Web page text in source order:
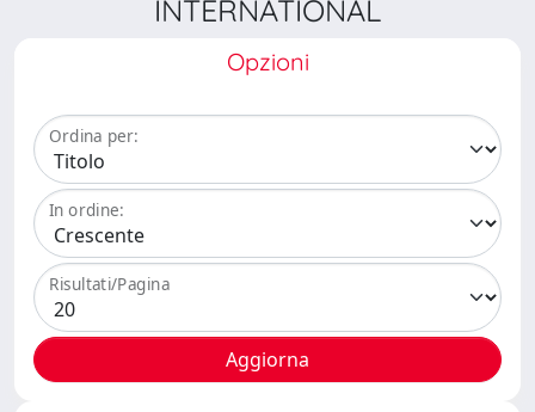
INTERNATIONAL
Opzioni
Ordina per:
In ordine:
Risultati/Pagina